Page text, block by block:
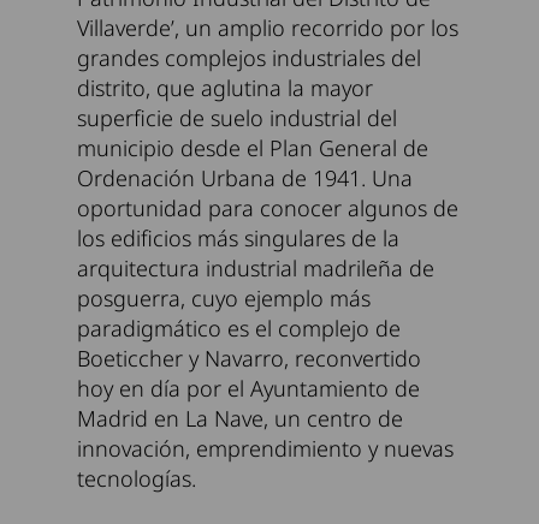
Villaverde’, un amplio recorrido por los
grandes complejos industriales del
distrito, que aglutina la mayor
superficie de suelo industrial del
municipio desde el Plan General de
Ordenación Urbana de 1941. Una
oportunidad para conocer algunos de
los edificios más singulares de la
arquitectura industrial madrileña de
posguerra, cuyo ejemplo más
paradigmático es el complejo de
Boeticcher y Navarro, reconvertido
hoy en día por el Ayuntamiento de
Madrid en La Nave, un centro de
innovación, emprendimiento y nuevas
tecnologías.